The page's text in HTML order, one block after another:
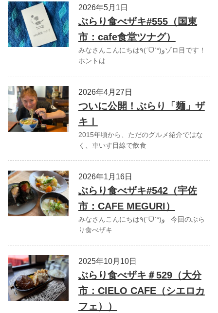
2026年5月1日
ぶらり食べザキ#555（国東
市：cafe食堂ツナグ）
みなさんこんにちは٩(ˊᗜˋ*)وゾロ目です！
ホントは
2026年4月27日
ついに公開！ぶらり「麺」ザ
キⅠ
2015年頃から、ただのグルメ紹介ではな
く、車いす目線で飲食
2026年1月16日
ぶらり食べザキ#542（宇佐
市：CAFE MEGURI）
みなさんこんにちは٩(ˊᗜˋ*)و 今回のぶら
り食べザキ
2025年10月10日
ぶらり食べザキ＃529（大分
市：CIELO CAFE（シエロカ
フェ））